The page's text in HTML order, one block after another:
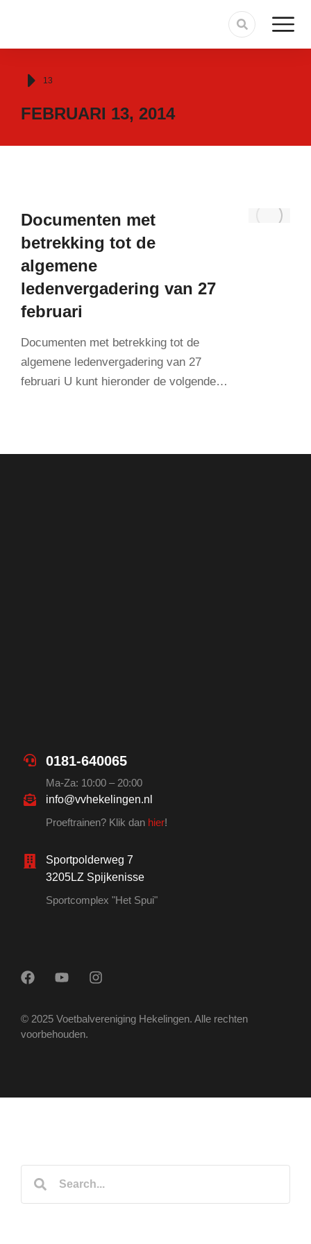
Je bent hier:
13
FEBRUARI 13, 2014
Documenten met
betrekking tot de
algemene
ledenvergadering van 27
februari
Documenten met betrekking tot de
algemene ledenvergadering van 27
februari U kunt hieronder de volgende…
0181-640065
Ma-Za: 10:00 – 20:00
info@vvhekelingen.nl
Proeftrainen? Klik dan hier!
Sportpolderweg 7
3205LZ Spijkenisse
Sportcomplex "Het Spui"
© 2025 Voetbalvereniging Hekelingen. Alle rechten
voorbehouden.